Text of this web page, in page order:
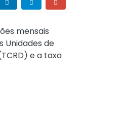
mensais
Unidades de
e a taxa